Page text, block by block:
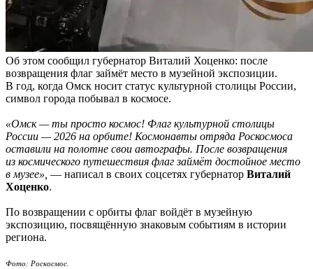
Об этом сообщил губернатор Виталий Хоценко: после
возвращения флаг займёт место в музейной экспозиции.
В год, когда Омск носит статус культурной столицы России,
символ города побывал в космосе.
«Омск — ты просто космос! Флаг культурной столицы
России — 2026 на орбите! Космонавты отряда Роскосмоса
оставили на полотне свои автографы. После возвращения
из космического путешествия флаг займёт достойное место
в музее», — написал в своих соцсетях губернатор Виталий
Хоценко.
По возвращении с орбиты флаг войдёт в музейную
экспозицию, посвящённую знаковым событиям в истории
региона.
Фото: Роскосмос.